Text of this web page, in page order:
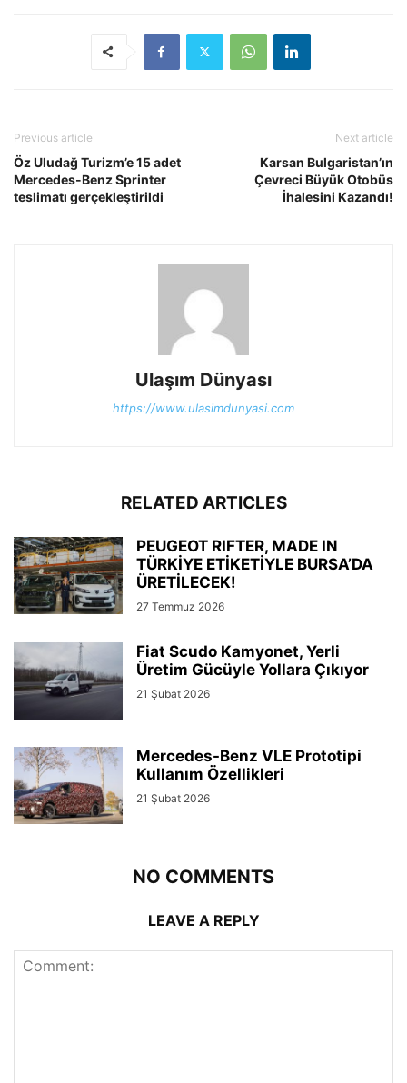
Previous article
Öz Uludağ Turizm’e 15 adet
Mercedes-Benz Sprinter
teslimatı gerçekleştirildi
Next article
Karsan Bulgaristan’ın
Çevreci Büyük Otobüs
İhalesini Kazandı!
Ulaşım Dünyası
https://www.ulasimdunyasi.com
RELATED ARTICLES
PEUGEOT RIFTER, MADE IN
TÜRKİYE ETİKETİYLE BURSA’DA
ÜRETİLECEK!
27 Temmuz 2026
Fiat Scudo Kamyonet, Yerli
Üretim Gücüyle Yollara Çıkıyor
21 Şubat 2026
Mercedes-Benz VLE Prototipi
Kullanım Özellikleri
21 Şubat 2026
NO COMMENTS
LEAVE A REPLY